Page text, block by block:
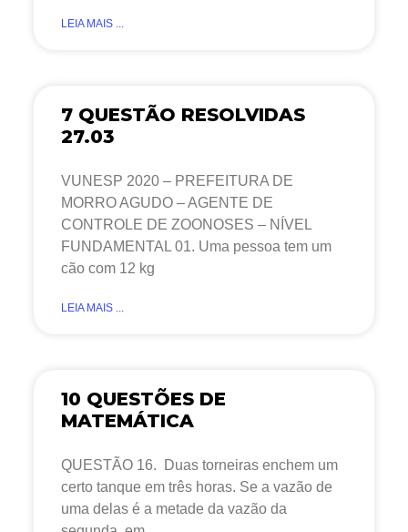
LEIA MAIS ...
7 QUESTÃO RESOLVIDAS
27.03
VUNESP 2020 – PREFEITURA DE
MORRO AGUDO – AGENTE DE
CONTROLE DE ZOONOSES – NÍVEL
FUNDAMENTAL 01. Uma pessoa tem um
cão com 12 kg
LEIA MAIS ...
10 QUESTÕES DE
MATEMÁTICA
QUESTÃO 16. Duas torneiras enchem um
certo tanque em três horas. Se a vazão de
uma delas é a metade da vazão da